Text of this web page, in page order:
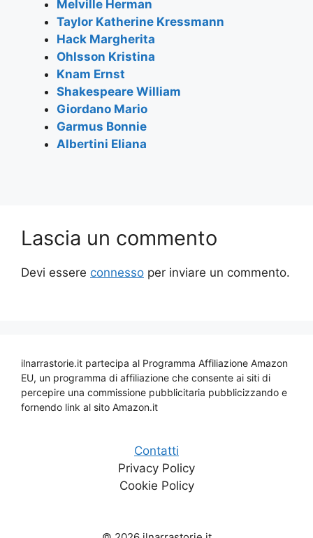
o
k
p
Melville Herman
Taylor Katherine Kressmann
Hack Margherita
Ohlsson Kristina
Knam Ernst
Shakespeare William
Giordano Mario
Garmus Bonnie
Albertini Eliana
Lascia un commento
Devi essere connesso per inviare un commento.
ilnarrastorie.it partecipa al Programma Affiliazione Amazon
EU, un programma di affiliazione che consente ai siti di
percepire una commissione pubblicitaria pubblicizzando e
fornendo link al sito Amazon.it
Contatti
Privacy Policy
Cookie Policy